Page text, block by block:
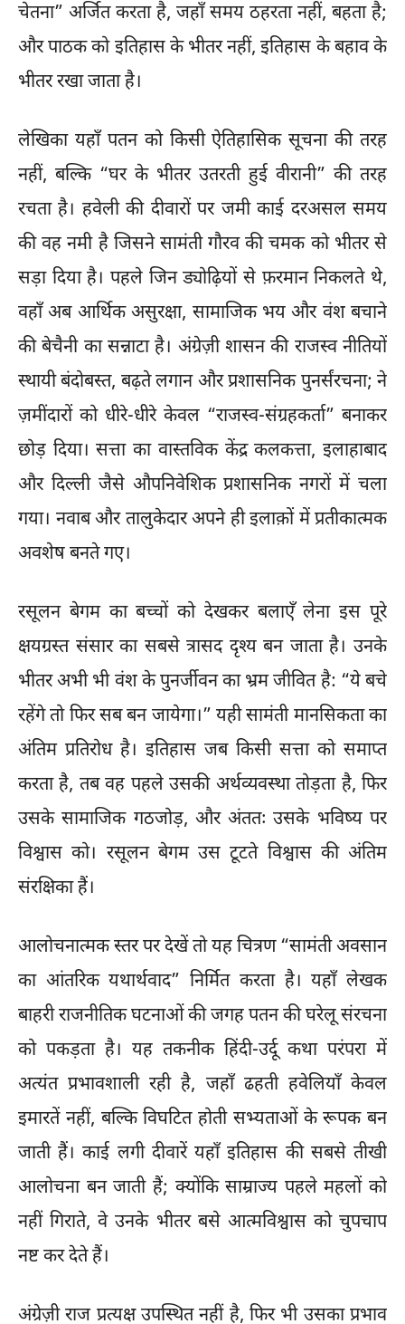
चेतना” अर्जित करता है, जहाँ समय ठहरता नहीं, बहता है;
और पाठक को इतिहास के भीतर नहीं, इतिहास के बहाव के
भीतर रखा जाता है।
लेखिका यहाँ पतन को किसी ऐतिहासिक सूचना की तरह
नहीं, बल्कि “घर के भीतर उतरती हुई वीरानी” की तरह
रचता है। हवेली की दीवारों पर जमी काई दरअसल समय
की वह नमी है जिसने सामंती गौरव की चमक को भीतर से
सड़ा दिया है। पहले जिन ड्योढ़ियों से फ़रमान निकलते थे,
वहाँ अब आर्थिक असुरक्षा, सामाजिक भय और वंश बचाने
की बेचैनी का सन्नाटा है। अंग्रेज़ी शासन की राजस्व नीतियों
स्थायी बंदोबस्त, बढ़ते लगान और प्रशासनिक पुनर्संरचना; ने
ज़मींदारों को धीरे-धीरे केवल “राजस्व-संग्रहकर्ता” बनाकर
छोड़ दिया। सत्ता का वास्तविक केंद्र कलकत्ता, इलाहाबाद
और दिल्ली जैसे औपनिवेशिक प्रशासनिक नगरों में चला
गया। नवाब और तालुकेदार अपने ही इलाक़ों में प्रतीकात्मक
अवशेष बनते गए।
रसूलन बेगम का बच्चों को देखकर बलाएँ लेना इस पूरे
क्षयग्रस्त संसार का सबसे त्रासद दृश्य बन जाता है। उनके
भीतर अभी भी वंश के पुनर्जीवन का भ्रम जीवित है: “ये बचे
रहेंगे तो फिर सब बन जायेगा।” यही सामंती मानसिकता का
अंतिम प्रतिरोध है। इतिहास जब किसी सत्ता को समाप्त
करता है, तब वह पहले उसकी अर्थव्यवस्था तोड़ता है, फिर
उसके सामाजिक गठजोड़, और अंततः उसके भविष्य पर
विश्वास को। रसूलन बेगम उस टूटते विश्वास की अंतिम
संरक्षिका हैं।
आलोचनात्मक स्तर पर देखें तो यह चित्रण “सामंती अवसान
का आंतरिक यथार्थवाद” निर्मित करता है। यहाँ लेखक
बाहरी राजनीतिक घटनाओं की जगह पतन की घरेलू संरचना
को पकड़ता है। यह तकनीक हिंदी-उर्दू कथा परंपरा में
अत्यंत प्रभावशाली रही है, जहाँ ढहती हवेलियाँ केवल
इमारतें नहीं, बल्कि विघटित होती सभ्यताओं के रूपक बन
जाती हैं। काई लगी दीवारें यहाँ इतिहास की सबसे तीखी
आलोचना बन जाती हैं; क्योंकि साम्राज्य पहले महलों को
नहीं गिराते, वे उनके भीतर बसे आत्मविश्वास को चुपचाप
नष्ट कर देते हैं।
अंग्रेज़ी राज प्रत्यक्ष उपस्थित नहीं है, फिर भी उसका प्रभाव